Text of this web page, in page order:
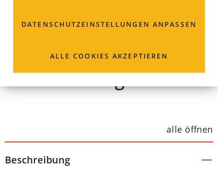
DATENSCHUTZ­EINSTELLUNGEN ANPASSEN
ALLE COOKIES AKZEPTIEREN
Anzeige allgemein
erlaubter
Veranstaltungen
alle öffnen
Beschreibung